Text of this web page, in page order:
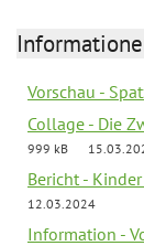
Vorschau -
Collage - Die
999 kB
Bericht -
12.03.2024
Information -